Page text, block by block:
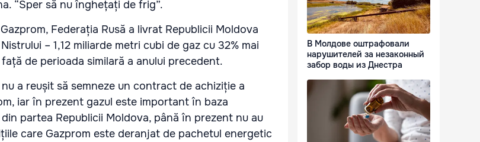
“Sper să nu înghețați de frig”.
Federația Rusă a livrat Republicii Moldova
– 1,12 miliarde metri cubi de gaz cu 32% mai
de perioada similară a anului precedent.
a reușit să semneze un contract de achiziție a
iar în prezent gazul este important în baza
partea Republicii Moldova, până în prezent nu au
care Gazprom este deranjat de pachetul energetic
В Молдове оштрафовали
нарушителей за незаконный
забор воды из Днестра